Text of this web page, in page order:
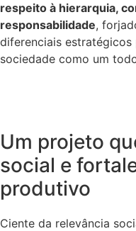
respeito à hierarquia,
responsabilidade,
diferenciais estratégicos
sociedade como um
Um projeto
social e
produtivo
Ciente da relevância